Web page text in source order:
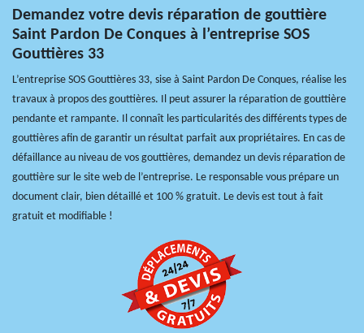
Demandez votre devis réparation de gouttière
Saint Pardon De Conques à l’entreprise SOS
Gouttières 33
L’entreprise SOS Gouttières 33, sise à Saint Pardon De Conques, réalise les
travaux à propos des gouttières. Il peut assurer la réparation de gouttière
pendante et rampante. Il connaît les particularités des différents types de
gouttières afin de garantir un résultat parfait aux propriétaires. En cas de
défaillance au niveau de vos gouttières, demandez un devis réparation de
gouttière sur le site web de l’entreprise. Le responsable vous prépare un
document clair, bien détaillé et 100 % gratuit. Le devis est tout à fait
gratuit et modifiable !